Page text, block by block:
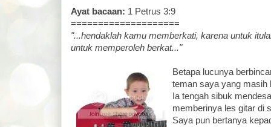
Ayat bacaan: 1 Petrus 3:9
====================
"...hendaklah kamu memberkati, karena untuk
untuk memperoleh berkat..."
Betapa lucunya
teman saya yang masih
Ia tengah sibuk
memberinya les gitar di
Saya pun bertanya